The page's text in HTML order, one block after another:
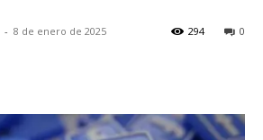
- 8 de enero de 2025 0
294